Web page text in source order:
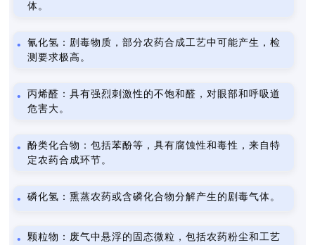
体。
氰化氢：剧毒物质，部分农药合成工艺中可能产生，检
测要求极高。
丙烯醛：具有强烈刺激性的不饱和醛，对眼部和呼吸道
危害大。
酚类化合物：包括苯酚等，具有腐蚀性和毒性，来自特
定农药合成环节。
磷化氢：熏蒸农药或含磷化合物分解产生的剧毒气体。
颗粒物：废气中悬浮的固态微粒，包括农药粉尘和工艺